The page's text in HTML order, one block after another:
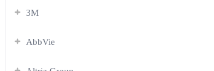
3M
AbbVie